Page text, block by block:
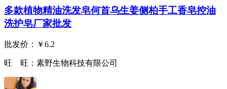
多款植物精油洗发皂何首乌生姜侧柏手工香皂控油
洗护皂厂家批发
批发价： ￥6.2
旺 旺： 素野生物科技有限公司